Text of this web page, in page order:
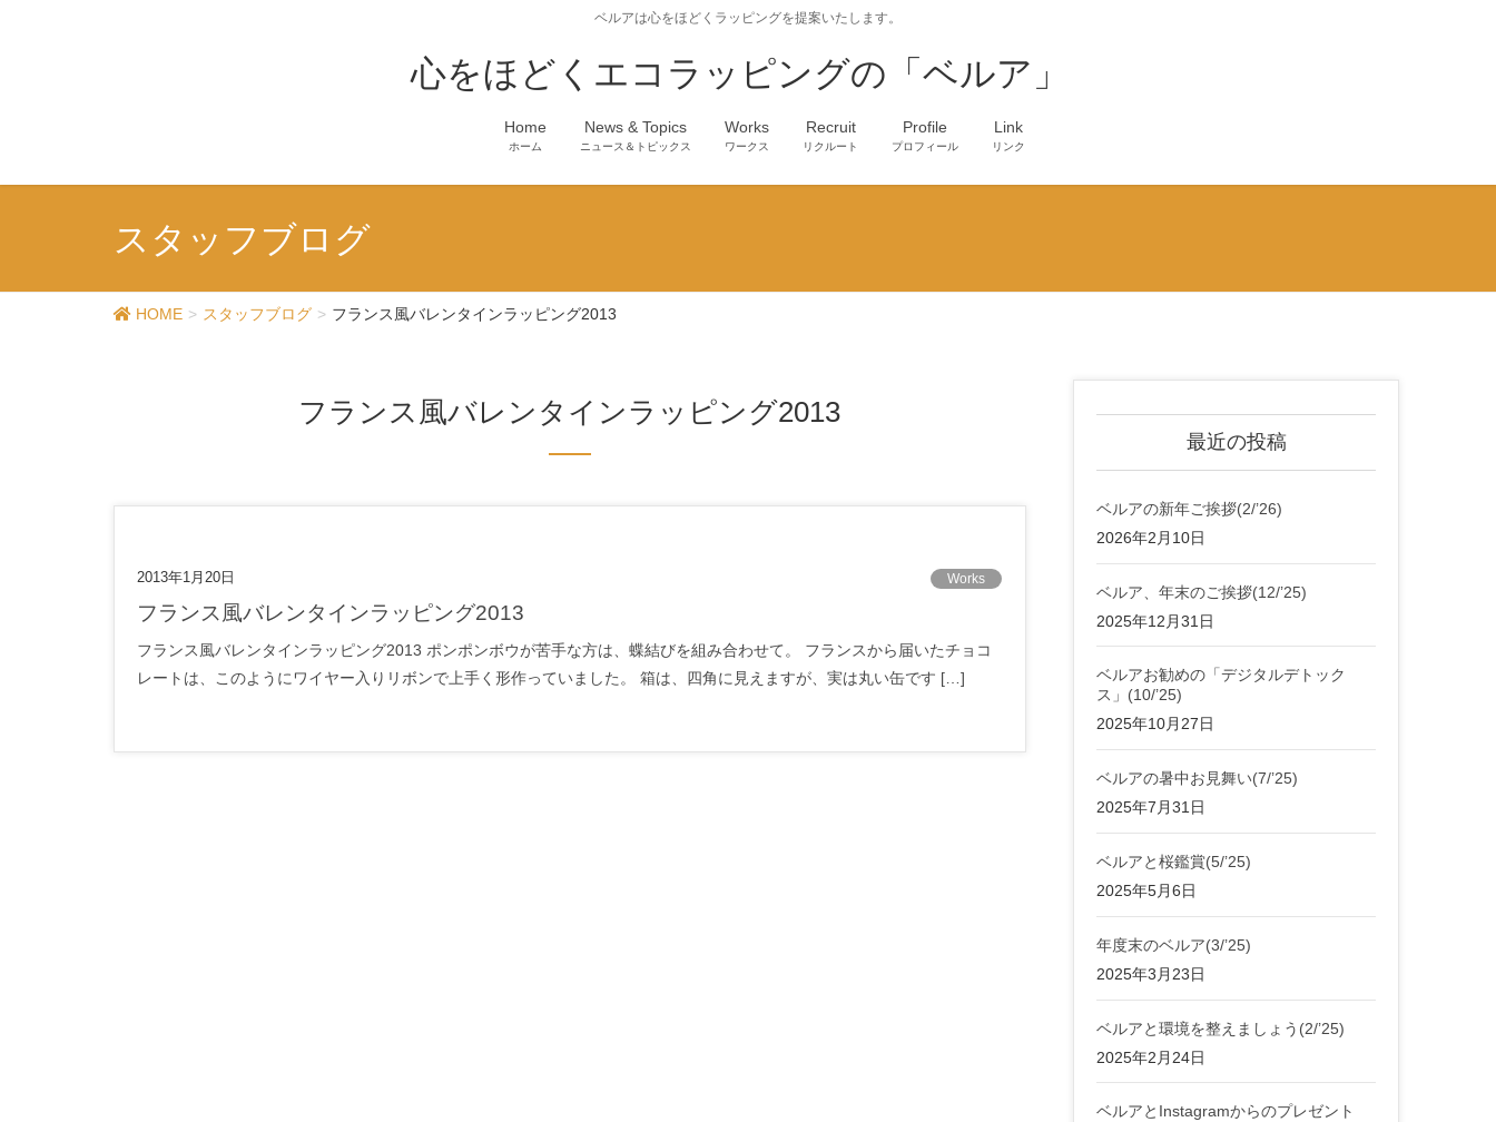
ベルアは心をほどくラッピングを提案いたします。
心をほどくエコラッピングの「ベルア」
Home
ホーム
News & Topics
ニュース＆トピックス
Works
ワークス
Recruit
リクルート
Profile
プロフィール
Link
リンク
スタッフブログ
HOME スタッフブログ フランス風バレンタインラッピング2013
フランス風バレンタインラッピング2013
2013年1月20日 Works
フランス風バレンタインラッピング2013
フランス風バレンタインラッピング2013 ポンポンボウが苦手な方は、蝶結びを組み合わせて。 フランスから届いたチョコ
レートは、このようにワイヤー入りリボンで上手く形作っていました。 箱は、四角に見えますが、実は丸い缶です […]
最近の投稿
ベルアの新年ご挨拶(2/’26)
2026年2月10日
ベルア、年末のご挨拶(12/’25)
2025年12月31日
ベルアお勧めの「デジタルデトック
ス」(10/’25)
2025年10月27日
ベルアの暑中お見舞い(7/’25)
2025年7月31日
ベルアと桜鑑賞(5/’25)
2025年5月6日
年度末のベルア(3/’25)
2025年3月23日
ベルアと環境を整えましょう(2/’25)
2025年2月24日
ベルアとInstagramからのプレゼント